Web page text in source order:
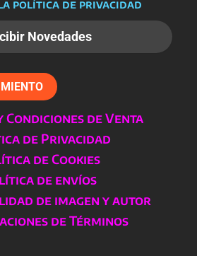
política de privacidad
Condiciones de Venta
de Privacidad
de Cookies
de envíos
de imagen y autor
de Términos